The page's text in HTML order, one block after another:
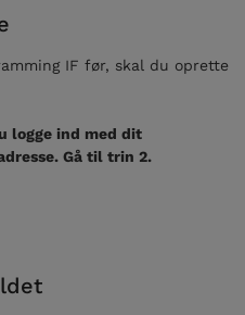
IF før, skal du oprette
logge ind med dit
Gå til trin 2.